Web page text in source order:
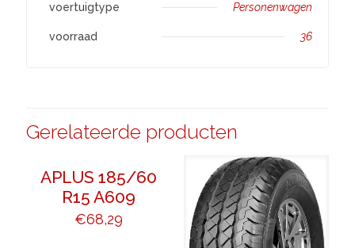
voertuigtype Personenwagen
voorraad 36
Gerelateerde producten
APLUS 185/60
R15 A609
€68,29